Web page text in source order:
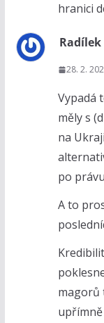
hranici
Radílek
28. 2.
Vypadá
měly s
na
po
A to
magorů
upřímně